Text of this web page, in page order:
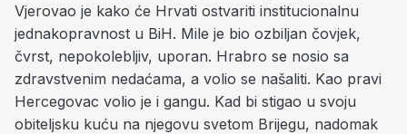
Vjerovao je kako će Hrvati ostvariti institucionalnu
jednakopravnost u BiH. Mile je bio ozbiljan čovjek,
čvrst, nepokolebljiv, uporan. Hrabro se nosio sa
zdravstvenim nedaćama, a volio se našaliti. Kao pravi
Hercegovac volio je i gangu. Kad bi stigao u svoju
obiteljsku kuću na njegovu svetom Brijegu, nadomak